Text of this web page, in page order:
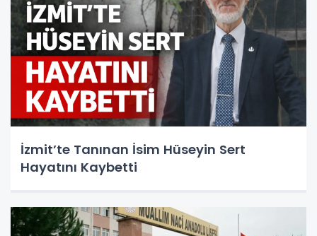
İzmit’te Tanınan İsim Hüseyin Sert
Hayatını Kaybetti